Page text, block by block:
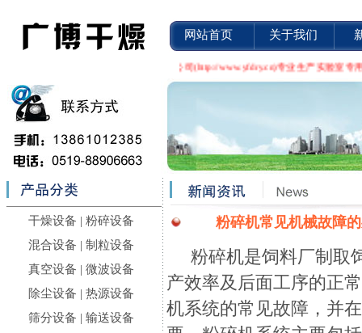
网站首页 关于我们
常州市广博干燥设备有限公司(http://www.yfdry.cn)专业生产实验室专用
干燥设备 |粉碎设备
混合设备 |制粒设备
真空设备 |微波设备
除尘设备 |热源设备
筛分设备 |输送设备
粉碎机常见机械故障
粉碎机是饲料厂制取
产效率及后面工序的正
机系统的常见故障，并